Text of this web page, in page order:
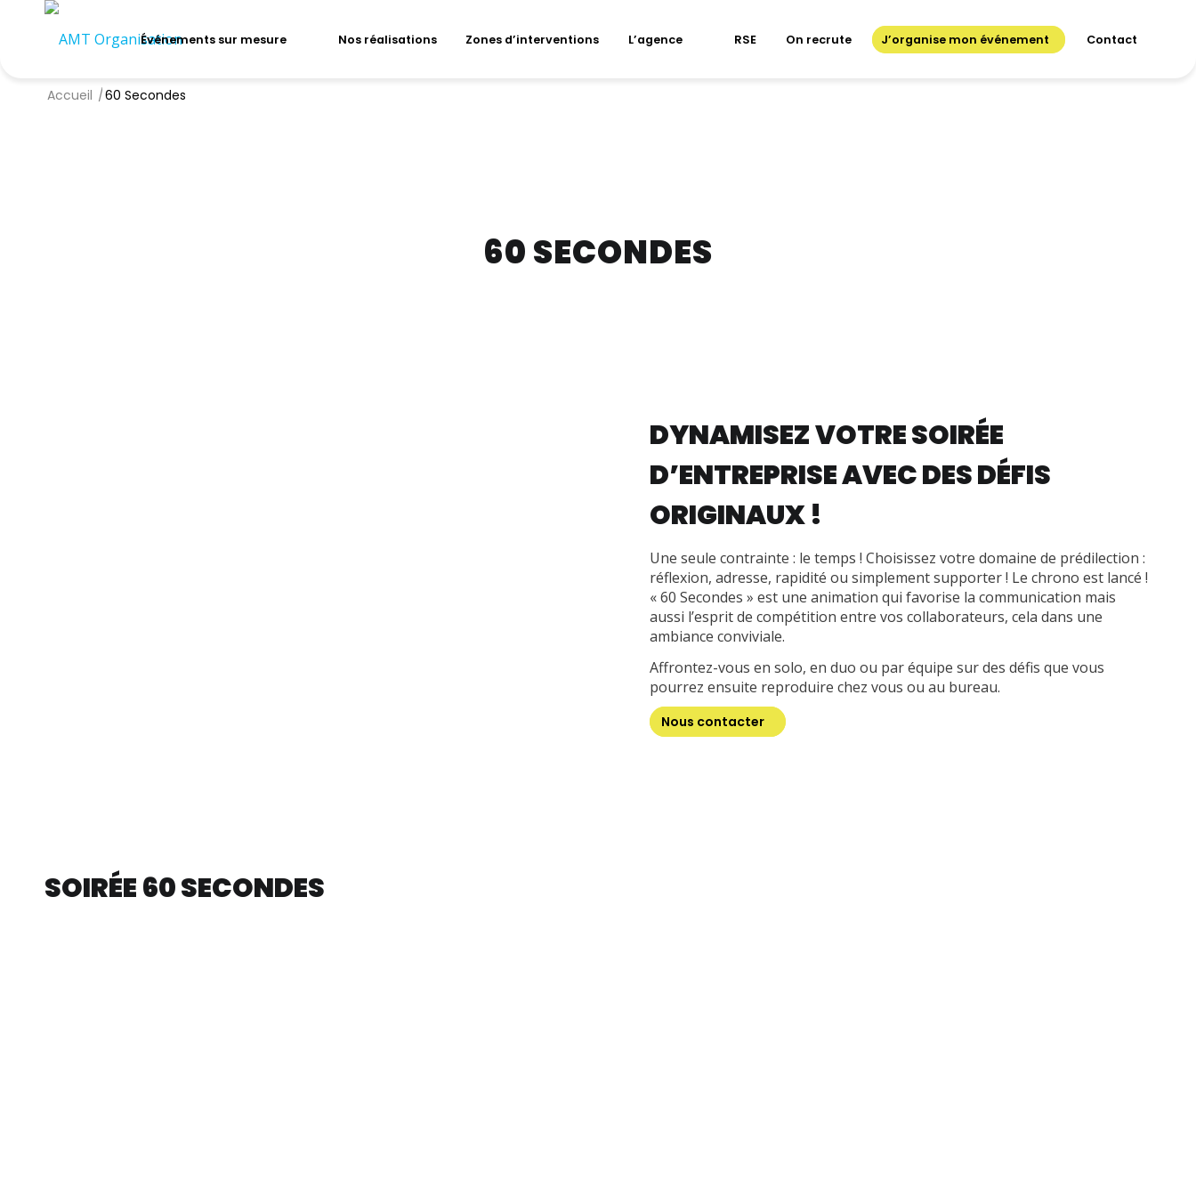
Événements sur mesure Nos réalisations Zones d’interventions L’agence RSE On recrute J’organise mon événement Contact
Accueil /60 Secondes
60 SECONDES
DYNAMISEZ VOTRE SOIRÉE
D’ENTREPRISE AVEC DES DÉFIS
ORIGINAUX !
Une seule contrainte : le temps ! Choisissez votre domaine de prédilection :
réflexion, adresse, rapidité ou simplement supporter ! Le chrono est lancé !
« 60 Secondes » est une animation qui favorise la communication mais
aussi l’esprit de compétition entre vos collaborateurs, cela dans une
ambiance conviviale.
Affrontez-vous en solo, en duo ou par équipe sur des défis que vous
pourrez ensuite reproduire chez vous ou au bureau.
Nous contacter
SOIRÉE 60 SECONDES